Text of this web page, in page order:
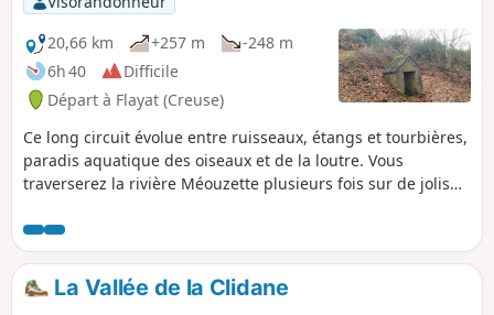
20,66 km
+257 m
-248 m
6h 40
Difficile
Départ à Flayat (Creuse)
Ce long circuit évolue entre ruisseaux, étangs et tourbières,
paradis aquatique des oiseaux et de la loutre. Vous
traverserez la rivière Méouzette plusieurs fois sur de jolis
Clair et sa fontaine : lieu de pèlerinage le dimanche qui suit
la Saint-Clair.
La Vallée de la Clidane